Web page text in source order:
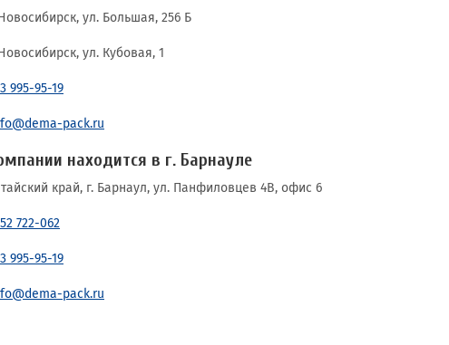
ул. Большая, 256 Б
ул. Кубовая, 1
995-95-19
pack.ru
находится в г. Барнауле
край, г. Барнаул, ул. Панфиловцев 4В, офис 6
722-062
995-95-19
pack.ru